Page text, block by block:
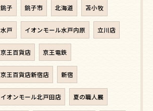
銚子 銚子市 北海道 苫小牧
水戸 イオンモール水戸内原 立川店
京王百貨店 京王電鉄
京王百貨店新宿店 新宿
イオンモール北戸田店 夏の職人展